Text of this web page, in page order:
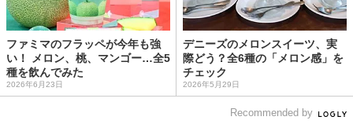
ファミマのフラッペが今年も強
い！ メロン、桃、マンゴー…全5
種を飲んでみた
2026年6月23日
デニーズのメロンスイーツ、実
際どう？全6種の「メロン感」を
チェック
2026年5月29日
Recommended by